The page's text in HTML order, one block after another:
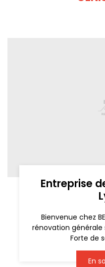
Entreprise
Bienvenue chez
rénovation
Forte de
En